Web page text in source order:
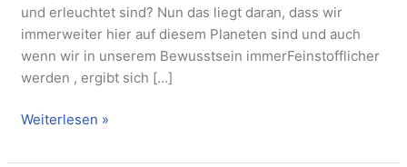
und erleuchtet sind? Nun das liegt daran, dass wir
immerweiter hier auf diesem Planeten sind und auch
wenn wir in unserem Bewusstsein immerFeinstofflicher
werden , ergibt sich […]
Weiterlesen »